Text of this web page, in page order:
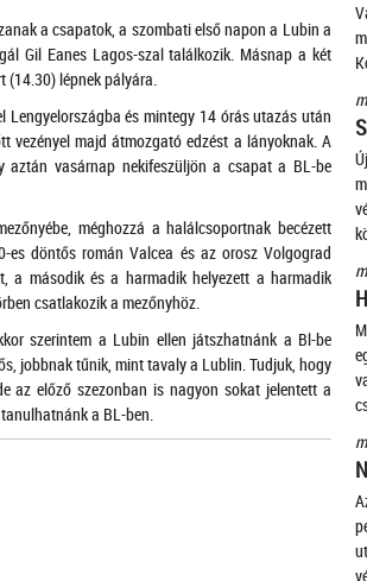
a csapatok, a szombati első napon a Lubin a
Gil Eanes Lagos-szal találkozik. Másnap a két
(14.30) lépnek pályára.
és mintegy 14 órás utazás után
vezényel majd átmozgató edzést a lányoknak. A
aztán vasárnap nekifeszüljön a csapat a BL-be
méghozzá a halálcsoportnak becézett
döntős román Valcea és az orosz Volgograd
a második és a harmadik helyezett a harmadik
csatlakozik a mezőnyhöz.
szerintem a Lubin ellen játszhatnánk a Bl-be
jobbnak tűnik, mint tavaly a Lublin. Tudjuk, hogy
az előző szezonban is nagyon sokat jelentett a
a BL-ben.